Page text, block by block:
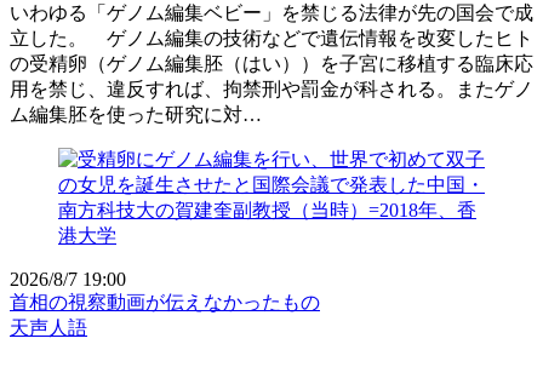
いわゆる「ゲノム編集ベビー」を禁じる法律が先の国会で成
立した。 ゲノム編集の技術などで遺伝情報を改変したヒト
の受精卵（ゲノム編集胚（はい））を子宮に移植する臨床応
用を禁じ、違反すれば、拘禁刑や罰金が科される。またゲノ
ム編集胚を使った研究に対…
2026/8/7 19:00
首相の視察動画が伝えなかったもの
天声人語